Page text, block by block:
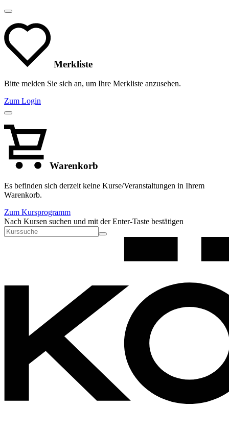
Merkliste
Bitte melden Sie sich an, um Ihre Merkliste anzusehen.
Zum Login
Warenkorb
Es befinden sich derzeit keine Kurse/Veranstaltungen in Ihrem
Warenkorb.
Zum Kursprogramm
Nach Kursen suchen und mit der Enter-Taste bestätigen